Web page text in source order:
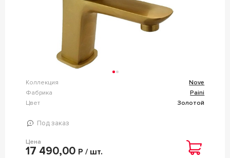
Коллекция
Nove
Фабрика
Paini
Цвет
Золотой
Под заказ
Цена
17 490,00 Р / шт.